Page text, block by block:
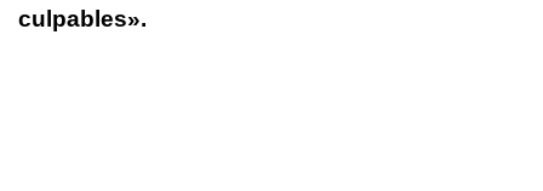
culpables».